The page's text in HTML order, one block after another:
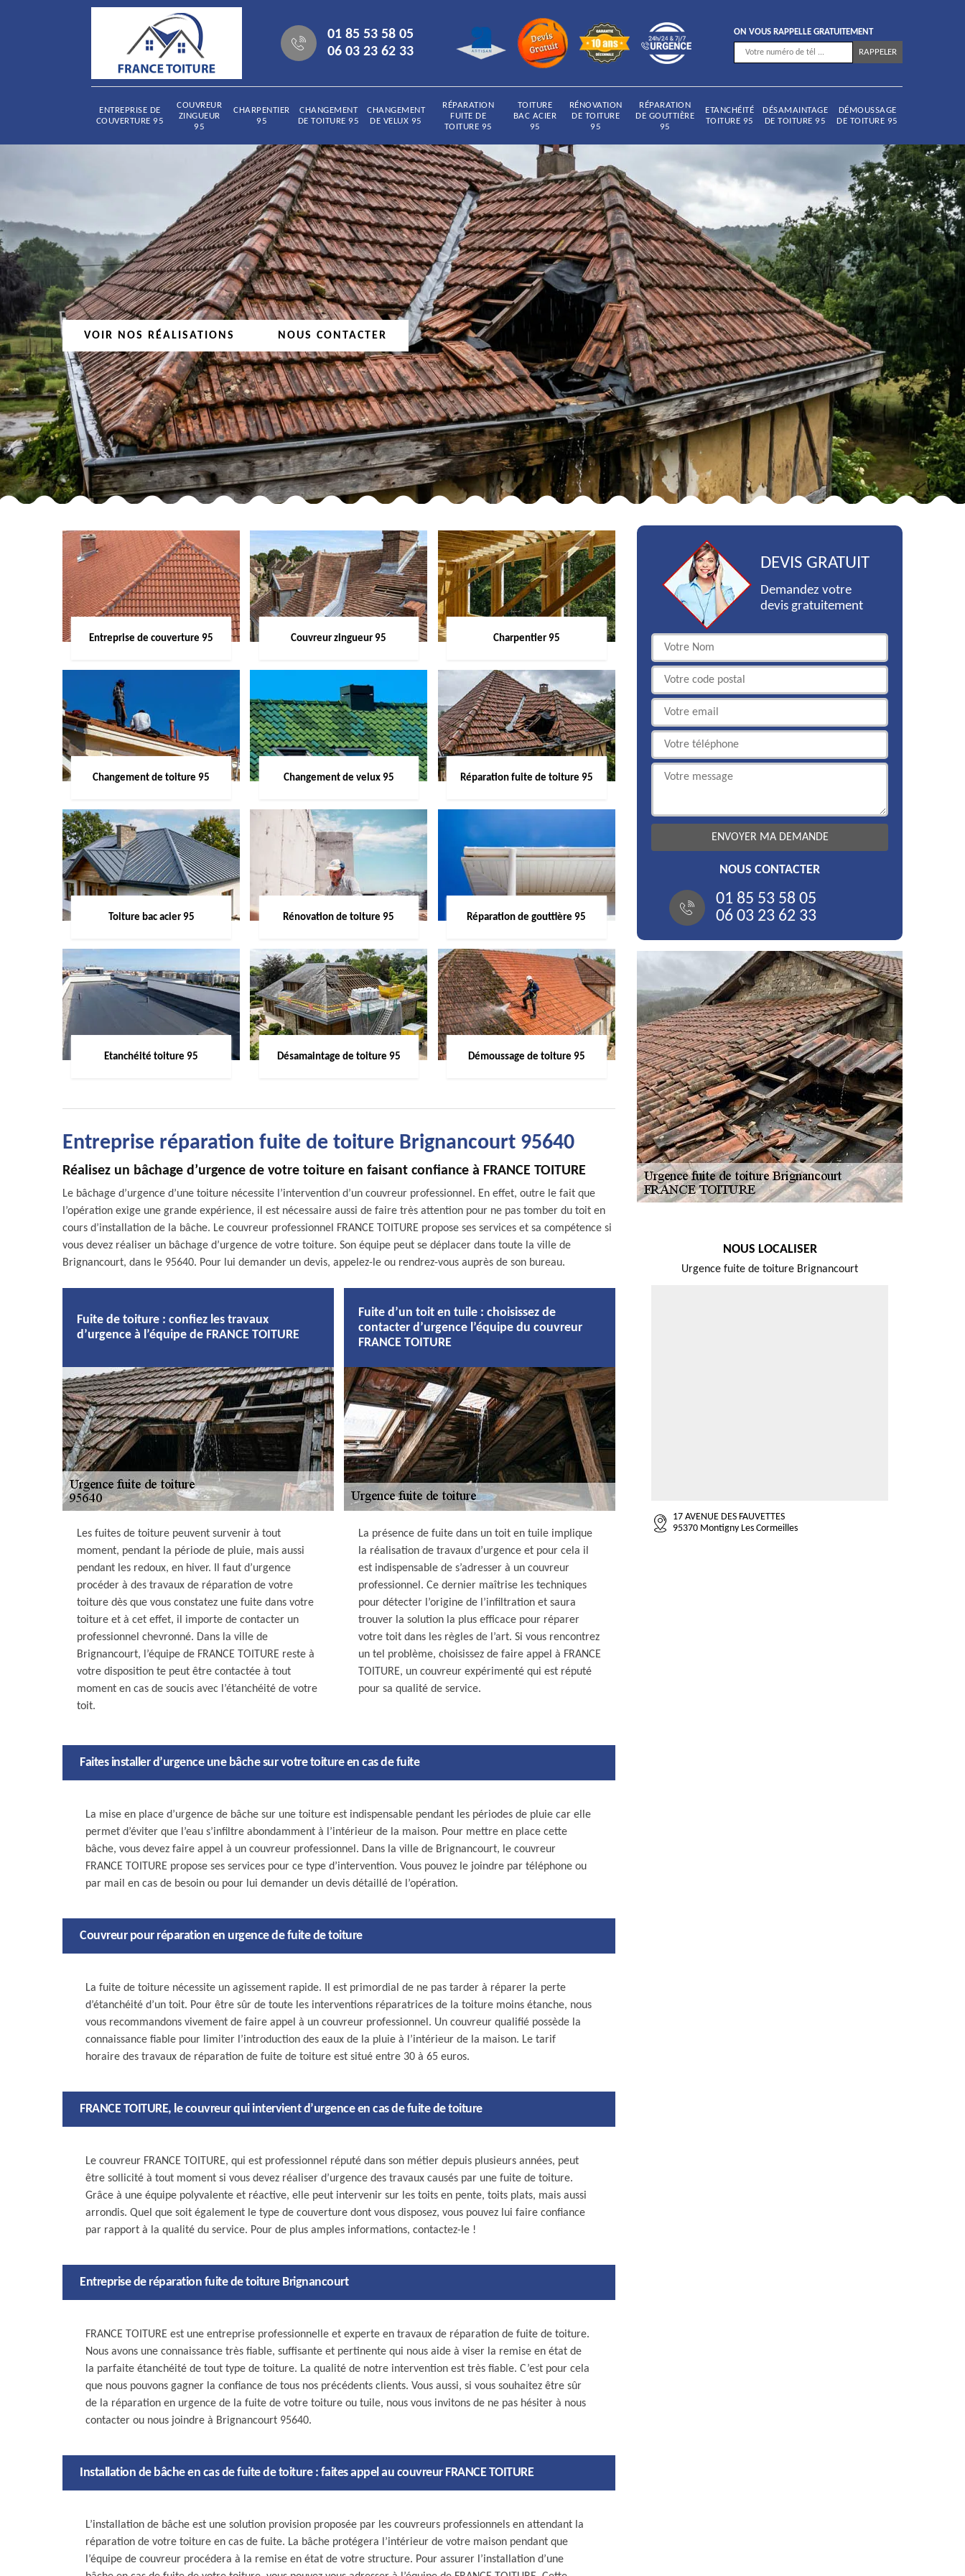
01 85 53 58 05
06 03 23 62 33
ON VOUS RAPPELLE GRATUITEMENT
ENTREPRISE DE
COUVERTURE 95
COUVREUR
ZINGUEUR
95
CHARPENTIER
95
CHANGEMENT
DE TOITURE 95
CHANGEMENT
DE VELUX 95
RÉPARATION
FUITE DE
TOITURE 95
TOITURE
BAC ACIER
95
RÉNOVATION
DE TOITURE
95
RÉPARATION
DE GOUTTIÈRE
95
ETANCHÉITÉ
TOITURE 95
DÉSAMAINTAGE
DE TOITURE 95
DÉMOUSSAGE
DE TOITURE 95
VOIR NOS RÉALISATIONS NOUS CONTACTER
Entreprise de couverture 95 Couvreur zingueur 95 Charpentier 95
Changement de toiture 95 Changement de velux 95 Réparation fuite de toiture 95
Toiture bac acier 95 Rénovation de toiture 95 Réparation de gouttière 95
Etanchéité toiture 95 Désamaintage de toiture 95 Démoussage de toiture 95
Entreprise réparation fuite de toiture Brignancourt 95640
Réalisez un bâchage d’urgence de votre toiture en faisant confiance à FRANCE TOITURE
Le bâchage d’urgence d’une toiture nécessite l’intervention d’un couvreur professionnel. En effet, outre le fait que
l’opération exige une grande expérience, il est nécessaire aussi de faire très attention pour ne pas tomber du toit en
cours d’installation de la bâche. Le couvreur professionnel FRANCE TOITURE propose ses services et sa compétence si
vous devez réaliser un bâchage d’urgence de votre toiture. Son équipe peut se déplacer dans toute la ville de
Brignancourt, dans le 95640. Pour lui demander un devis, appelez-le ou rendrez-vous auprès de son bureau.
Fuite de toiture : confiez les travaux
d’urgence à l’équipe de FRANCE TOITURE
Les fuites de toiture peuvent survenir à tout
moment, pendant la période de pluie, mais aussi
pendant les redoux, en hiver. Il faut d’urgence
procéder à des travaux de réparation de votre
toiture dès que vous constatez une fuite dans votre
toiture et à cet effet, il importe de contacter un
professionnel chevronné. Dans la ville de
Brignancourt, l’équipe de FRANCE TOITURE reste à
votre disposition te peut être contactée à tout
moment en cas de soucis avec l’étanchéité de votre
toit.
Fuite d’un toit en tuile : choisissez de
contacter d’urgence l’équipe du couvreur
FRANCE TOITURE
La présence de fuite dans un toit en tuile implique
la réalisation de travaux d’urgence et pour cela il
est indispensable de s’adresser à un couvreur
professionnel. Ce dernier maîtrise les techniques
pour détecter l’origine de l’infiltration et saura
trouver la solution la plus efficace pour réparer
votre toit dans les règles de l’art. Si vous rencontrez
un tel problème, choisissez de faire appel à FRANCE
TOITURE, un couvreur expérimenté qui est réputé
pour sa qualité de service.
Faites installer d’urgence une bâche sur votre toiture en cas de fuite
La mise en place d’urgence de bâche sur une toiture est indispensable pendant les périodes de pluie car elle
permet d’éviter que l’eau s’infiltre abondamment à l’intérieur de la maison. Pour mettre en place cette
bâche, vous devez faire appel à un couvreur professionnel. Dans la ville de Brignancourt, le couvreur
FRANCE TOITURE propose ses services pour ce type d’intervention. Vous pouvez le joindre par téléphone ou
par mail en cas de besoin ou pour lui demander un devis détaillé de l’opération.
Couvreur pour réparation en urgence de fuite de toiture
La fuite de toiture nécessite un agissement rapide. Il est primordial de ne pas tarder à réparer la perte
d’étanchéité d’un toit. Pour être sûr de toute les interventions réparatrices de la toiture moins étanche, nous
vous recommandons vivement de faire appel à un couvreur professionnel. Un couvreur qualifié possède la
connaissance fiable pour limiter l’introduction des eaux de la pluie à l’intérieur de la maison. Le tarif
horaire des travaux de réparation de fuite de toiture est situé entre 30 à 65 euros.
FRANCE TOITURE, le couvreur qui intervient d’urgence en cas de fuite de toiture
Le couvreur FRANCE TOITURE, qui est professionnel réputé dans son métier depuis plusieurs années, peut
être sollicité à tout moment si vous devez réaliser d’urgence des travaux causés par une fuite de toiture.
Grâce à une équipe polyvalente et réactive, elle peut intervenir sur les toits en pente, toits plats, mais aussi
arrondis. Quel que soit également le type de couverture dont vous disposez, vous pouvez lui faire confiance
par rapport à la qualité du service. Pour de plus amples informations, contactez-le !
Entreprise de réparation fuite de toiture Brignancourt
FRANCE TOITURE est une entreprise professionnelle et experte en travaux de réparation de fuite de toiture.
Nous avons une connaissance très fiable, suffisante et pertinente qui nous aide à viser la remise en état de
la parfaite étanchéité de tout type de toiture. La qualité de notre intervention est très fiable. C’est pour cela
que nous pouvons gagner la confiance de tous nos précédents clients. Vous aussi, si vous souhaitez être sûr
de la réparation en urgence de la fuite de votre toiture ou tuile, nous vous invitons de ne pas hésiter à nous
contacter ou nous joindre à Brignancourt 95640.
Installation de bâche en cas de fuite de toiture : faites appel au couvreur FRANCE TOITURE
L’installation de bâche est une solution provision proposée par les couvreurs professionnels en attendant la
réparation de votre toiture en cas de fuite. La bâche protégera l’intérieur de votre maison pendant que
l’équipe de couvreur procédera à la remise en état de votre structure. Pour assurer l’installation d’une
DEVIS GRATUIT
Demandez votre
devis gratuitement
NOUS CONTACTER
01 85 53 58 05
06 03 23 62 33
NOUS LOCALISER
Urgence fuite de toiture Brignancourt
17 AVENUE DES FAUVETTES
95370 Montigny Les Cormeilles